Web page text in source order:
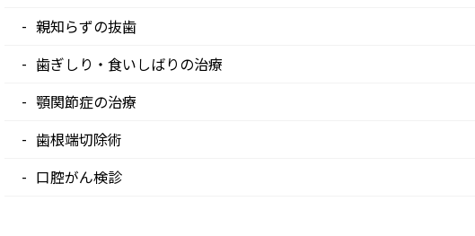
に汚染され
け長く機
白い歯・セラミック治療
親知らずの抜歯
歯ぎしり・食いしばりの治療
顎関節症の治療
歯根端切除術
口腔がん検診